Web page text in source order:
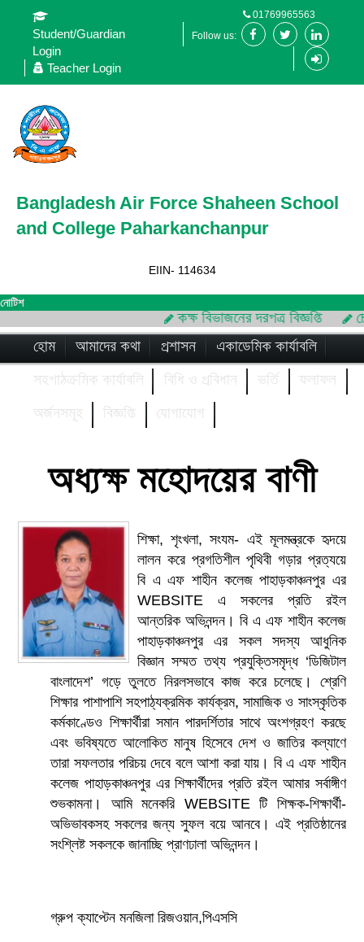
Student/Guardian
Login
Teacher Login
01769965563
Follow us:
Bangladesh Air Force Shaheen School
and College Paharkanchanpur
EIIN- 114634
নোটিশ
কক্ষ বিভাজনের দরপত্র বিজ্ঞপ্তি
হোম
আমাদের কথা প্রশাসন
একাডেমিক কার্যাবলি
সহপাঠক্রমিক কার্যাবলি
বিধি ও প্রবিধান ভর্তি
ফলাফল
অর্জনসমূহ
বিজ্ঞপ্তি যোগাযোগ
অধ্যক্ষ মহোদয়ের বাণী
শিক্ষা, শৃংখলা, সংযম- এই মূলমন্ত্রকে হৃদয়ে
লালন করে প্রগতিশীল পৃথিবী গড়ার প্রত্যয়ে
বি এ এফ শাহীন কলেজ পাহাড়কাঞ্চনপুর এর
WEBSITE এ সকলের প্রতি রইল
আন্তরিক অভিনন্দন। বি এ এফ শাহীন কলেজ
পাহাড়কাঞ্চনপুর এর সকল সদস্য আধুনিক
বিজ্ঞান সম্মত তথ্য প্রযুক্তিসমৃদ্ধ ‘ডিজিটাল
বাংলাদেশ’ গড়ে তুলতে নিরলসভাবে কাজ করে চলেছে। শ্রেণি
শিক্ষার পাশাপাশি সহপাঠ্যক্রমিক কার্যক্রম, সামাজিক ও সাংস্কৃতিক
কর্মকাণ্ডেও শিক্ষার্থীরা সমান পারদর্শিতার সাথে অংশগ্রহণ করছে
এবং ভবিষ্যতে আলোকিত মানুষ হিসেবে দেশ ও জাতির কল্যাণে
তারা সফলতার পরিচয় দেবে বলে আশা করা যায়। বি এ এফ শাহীন
কলেজ পাহাড়কাঞ্চনপুর এর শিক্ষার্থীদের প্রতি রইল আমার সর্বাঙ্গীণ
শুভকামনা। আমি মনেকরি WEBSITE টি শিক্ষক-শিক্ষার্থী-
অভিভাবকসহ সকলের জন্য সুফল বয়ে আনবে। এই প্রতিষ্ঠানের
সংশ্লিষ্ট সকলকে জানাচ্ছি প্রাণঢালা অভিনন্দন।
গ্রুপ ক্যাপ্টেন মনজিলা রিজওয়ান,পিএসসি